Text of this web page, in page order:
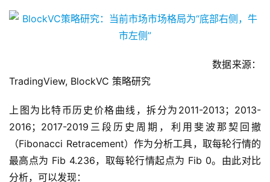
数据来源：
上图为比特币历史价格曲线，拆分为2011-2013；2013-
2016；2017-2019三段历史周期，利用斐波那契回撤
（Fibonacci Retracement）作为分析工具，取每轮行情的
最高点为 Fib 4.236，取每轮行情起点为 Fib 0。由此对比